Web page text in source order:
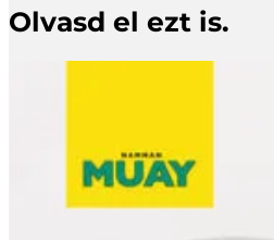
Olvasd el ezt is.